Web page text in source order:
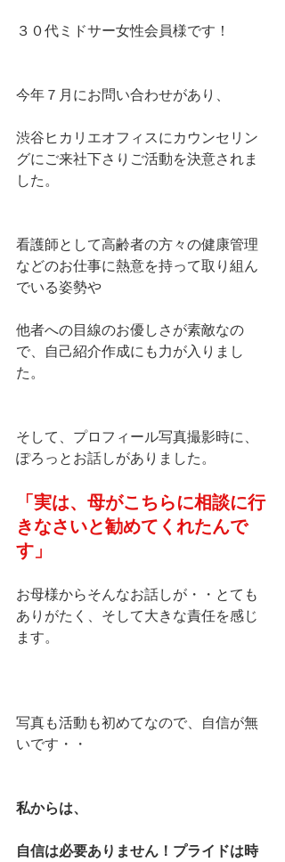
３０代ミドサー女性会員様です！
今年７月にお問い合わせがあり、
渋谷ヒカリエオフィスにカウンセリン
グにご来社下さりご活動を決意されま
した。
看護師として高齢者の方々の健康管理
などのお仕事に熱意を持って取り組ん
でいる姿勢や
他者への目線のお優しさが素敵なの
で、自己紹介作成にも力が入りまし
た。
そして、プロフィール写真撮影時に、
ぽろっとお話しがありました。
「実は、母がこちらに相談に行
きなさいと勧めてくれたんで
す」
お母様からそんなお話しが・・とても
ありがたく、そして大きな責任を感じ
ます。
写真も活動も初めてなので、自信が無
いです・・
私からは、
自信は必要ありません！プライドは時